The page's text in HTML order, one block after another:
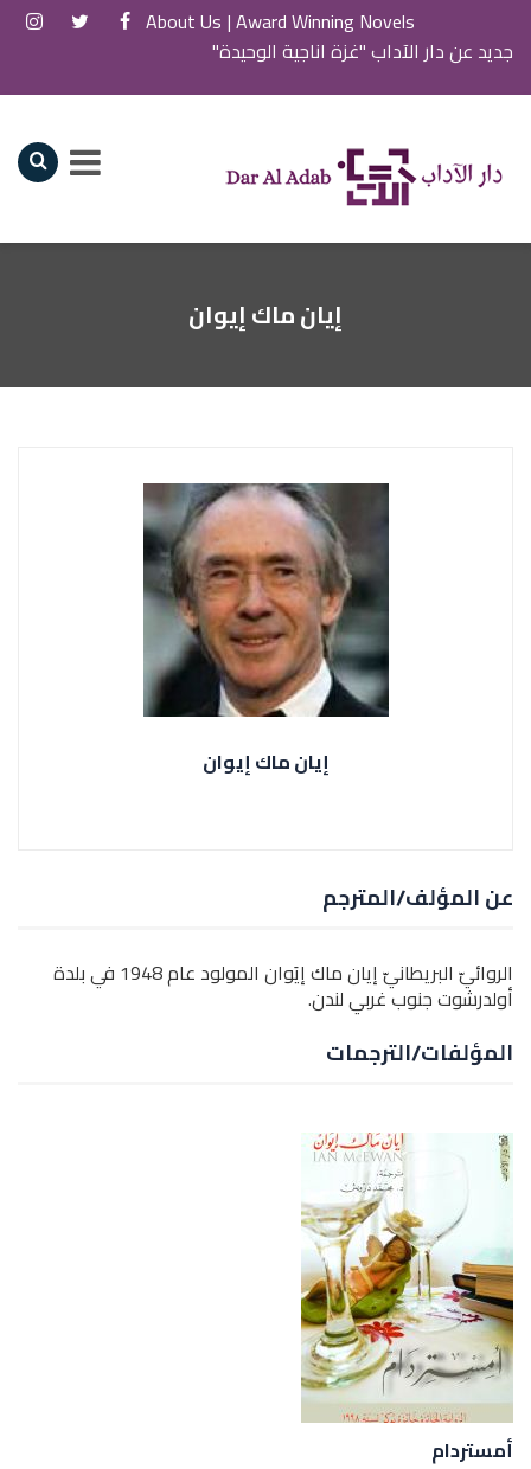
Award Winning Novels |
About Us
جديد عن دار الآداب "غزة اناجية الوحيدة"
إيان ماك إيوان
إيان ماك إيوان
عن المؤلف/المترجم
الروائيّ البريطانيّ إيان ماك إيَوان المولود عام 1948 في بلدة
أولدرشوت جنوب غربي لندن.
المؤلفات/الترجمات
أمستردام